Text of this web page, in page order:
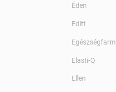
Éden
Editt
Egészségfarm
Elasti-Q
Ellen